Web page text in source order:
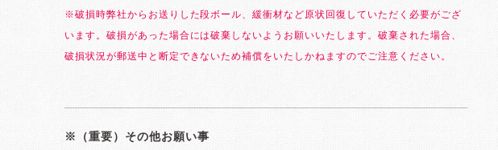
※破損時弊社からお送りした段ボール、緩衝材など原状回復していただく必要がござ
います。破損があった場合には破棄しないようお願いいたします。破棄された場合、
破損状況が郵送中と断定できないため補償をいたしかねますのでご注意ください。
※（重要）その他お願い事